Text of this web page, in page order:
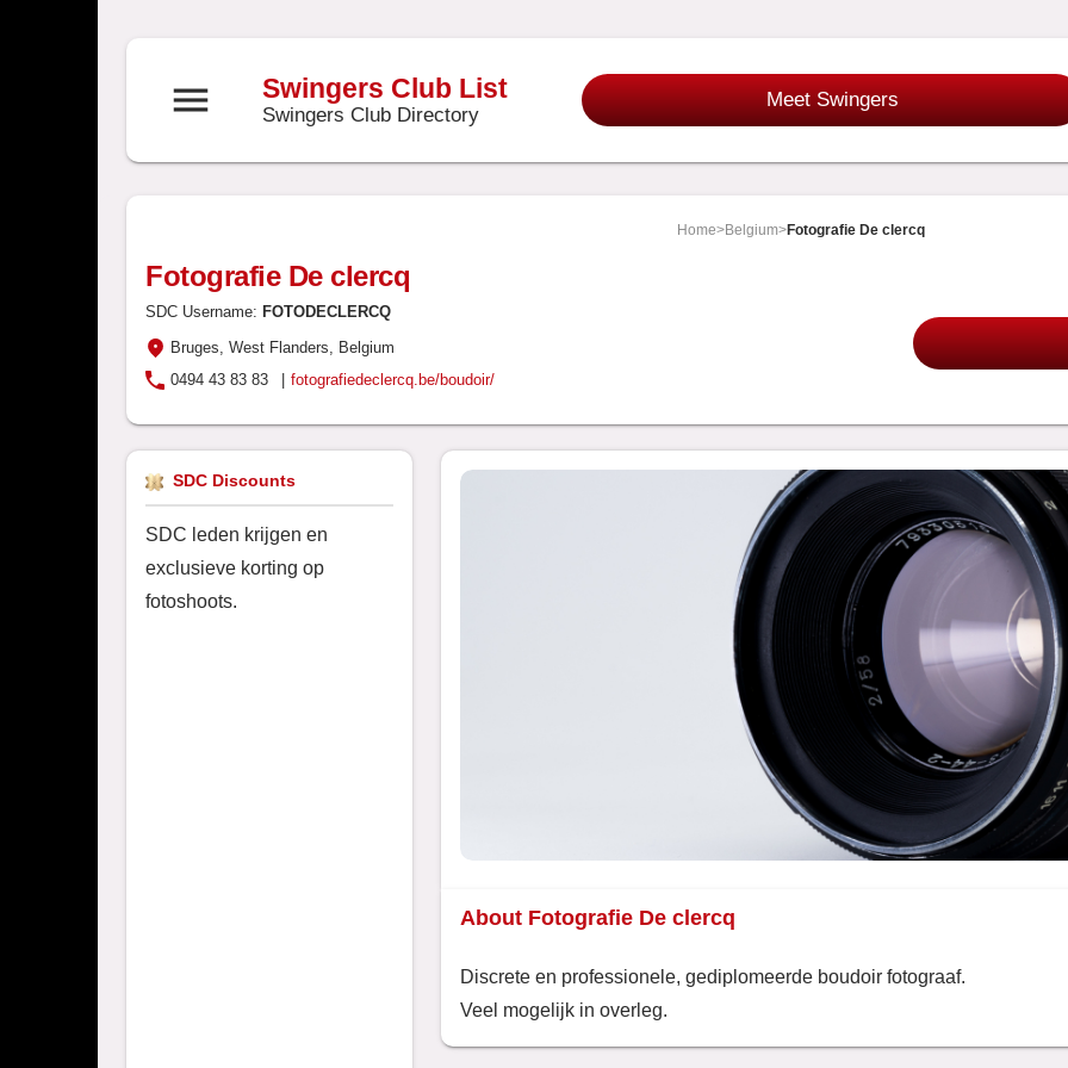
menu Swingers Club List
Swingers Club Directory
Meet Swingers
Home>Belgium>Fotografie De clercq
Fotografie De clercq
SDC Username: FOTODECLERCQ
Bruges, West Flanders, Belgium
0494 43 83 83
fotografiedeclercq.be/boudoir/
SDC Discounts
SDC leden krijgen en
exclusieve korting op
fotoshoots.
About Fotografie De clercq
Discrete en professionele, gediplomeerde boudoir fotograaf.